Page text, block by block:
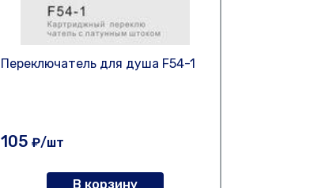
Переключатель для душа F54-1
105 ₽/шт
В корзину